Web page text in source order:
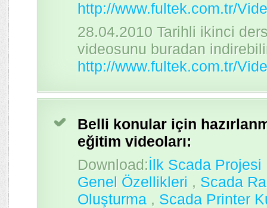
http://www.fultek.com.tr/
28.04.2010 Tarihli ikinci
videosunu buradan
http://www.fultek.com.tr/
Belli konular için
eğitim videoları:
Download:İlk Scada Projesi
Genel Özellikleri , Scada
Oluşturma , Scada Printer